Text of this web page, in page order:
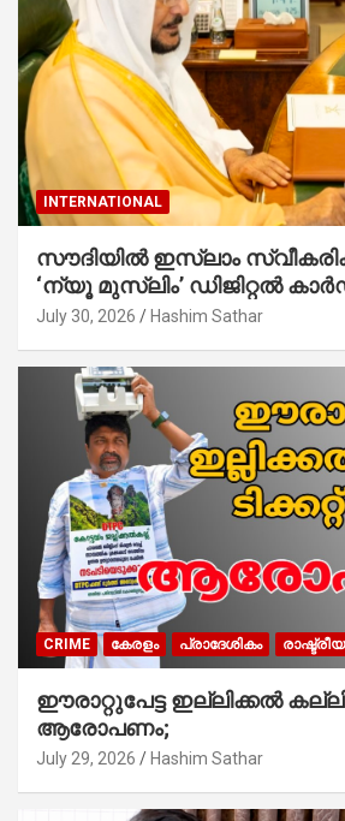
INTERNATIONAL
സൗദിയില്‍ ഇസ്‌ലാം
‘ന്യൂ മുസ്ലിം’ ഡിജിറ്റല്‍
ആരംഭിച്ചു
July 30, 2026 Hashim Sathar
CRIME കേരളം പ്രാദേശികം
ഈരാറ്റുപേട്ട ഇല്ലിക്കൽ കല്ലിൽ
ആരോപണം;
July 29, 2026 Hashim Sathar